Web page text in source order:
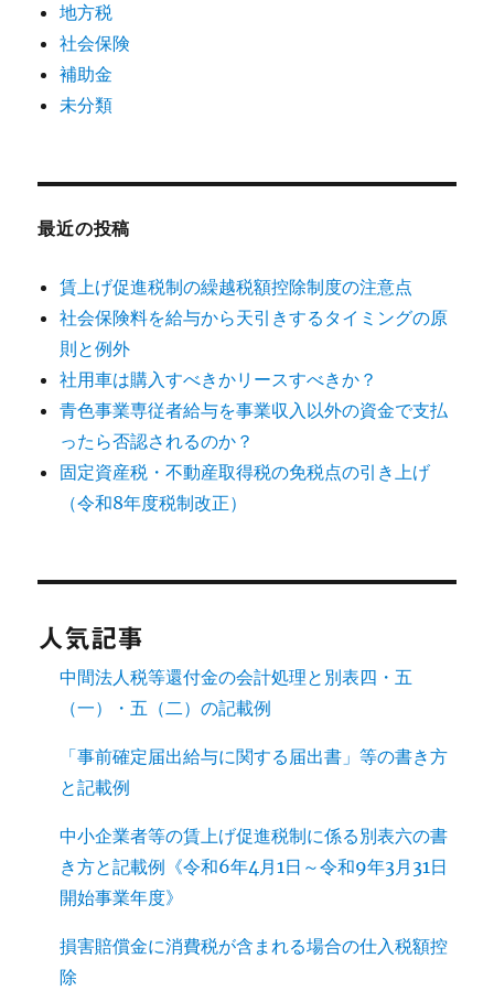
地方税
社会保険
補助金
未分類
最近の投稿
賃上げ促進税制の繰越税額控除制度の注意点
社会保険料を給与から天引きするタイミングの原
則と例外
社用車は購入すべきかリースすべきか？
青色事業専従者給与を事業収入以外の資金で支払
ったら否認されるのか？
固定資産税・不動産取得税の免税点の引き上げ
（令和8年度税制改正）
人気記事
中間法人税等還付金の会計処理と別表四・五
（一）・五（二）の記載例
「事前確定届出給与に関する届出書」等の書き方
と記載例
中小企業者等の賃上げ促進税制に係る別表六の書
き方と記載例《令和6年4月1日～令和9年3月31日
開始事業年度》
損害賠償金に消費税が含まれる場合の仕入税額控
除